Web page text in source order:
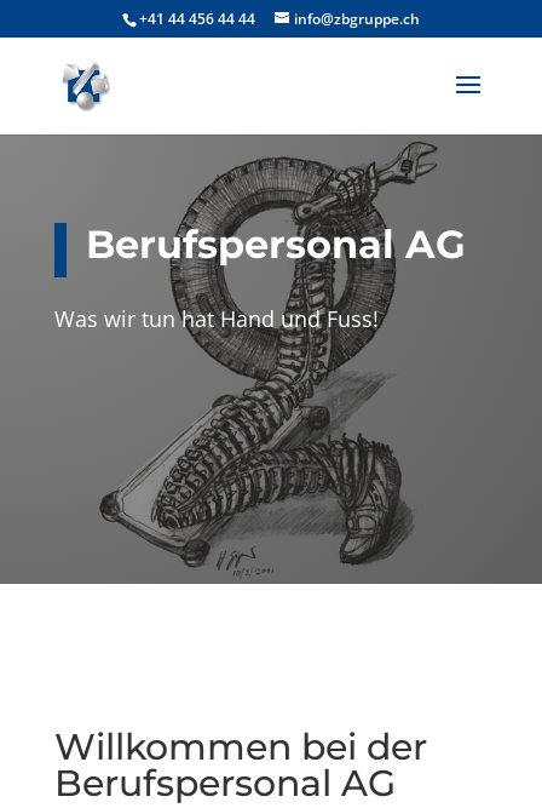
+41 44 456 44 44 info@zbgruppe.ch
Berufspersonal AG
Was wir tun hat Hand und Fuss!
Willkommen bei der
Berufspersonal AG